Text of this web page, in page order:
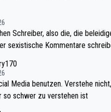
Turniere spielen. Dies war bei
Er musste als amtierender
und ich glaube kaum, dass
würde, wenn er doch eigentlich die
Schreiber, also die, die
sexistische Kommentare
Griff kriegen. Nur eins wundert
erst derjenige, der über
Und Littlers Mutter schießt
Media benutzen. Verstehe
so schwer zu verstehen ist